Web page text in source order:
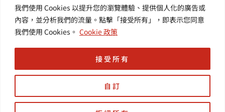
我們使用 Cookies 以提升您的瀏覽體驗、提供個人化的廣告或
內容，並分析我們的流量。點擊「接受所有」，即表示您同意
我們使用 Cookies。 Cookie 政策
自訂
接受所有
活用
その他・
イベント
や業界情